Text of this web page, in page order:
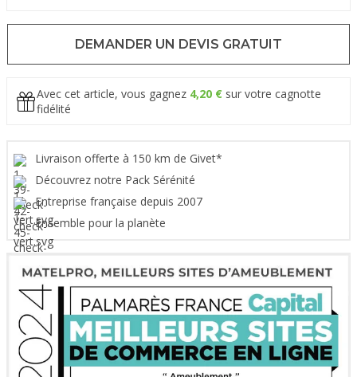
DEMANDER UN DEVIS GRATUIT
Avec cet article, vous gagnez 4,20 € sur votre cagnotte
fidélité
Livraison offerte à 150 km de Givet*
Découvrez notre Pack Sérénité
Entreprise française depuis 2007
Ensemble pour la planète